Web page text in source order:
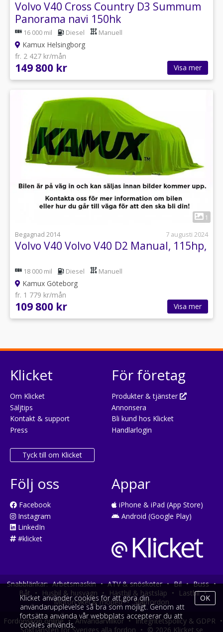
Volvo V40 Cross Country D3 Summum
Panorama navi 150hk
16 000 mil Diesel Manuell
Kamux Helsingborg
fr. 2 427 kr/mån
149 800 kr Visa mer
1
Begagnad 2014
7 augusti 2024
Volvo V40 Volvo V40 D2 Manual, 115hp,
18 000 mil Diesel Manuell
Kamux Göteborg
fr. 1 779 kr/mån
109 800 kr Visa mer
Klicket
Om Klicket
Säljtips
Kontakt & support
Press
Tyck till om Klicket
För företag
Produkter & tjänster
Annonsera
Bli kund hos Klicket
Handlarlogin
Följ oss
Facebook
Instagram
LinkedIn
#klicket
Appar
iPhone & iPad (App Store)
Android (Google Play)
Snabblänkar: Arbetsmaskin • ATV & snöskoter • Bil • Buss •
Båt • Husbil & husvagn • Hästbil & hästsläp • Lastbil •
Motorcykel & moped • Släpfordon
Fordonsköp online • Användarvillkor • Integritetspolicy & GDPR •
Söktjänsten för Sveriges alla fordon • © 2026 Klicket.se
Klicket använder cookies för att göra din
användarupplevelse så bra som möjligt. Genom att
fortsätta använda vår webbplats accepterar du att
cookies används.
OK